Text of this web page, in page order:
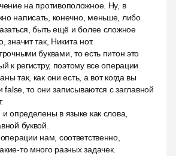
на противоположное. Ну, в
написать, конечно, меньше, либо
быть ещё и более сложное
значит так, Никита нот.
буквами, то есть питон это
к регистру, поэтому все операции
так, как они есть, а вот когда вы
false, то они записываются с заглавной
определены в языке как слова,
буквой.
нам, соответственно,
то много разных задачек.